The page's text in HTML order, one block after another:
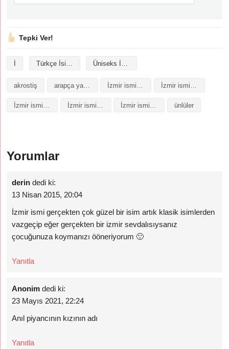
Tepki Ver!
Türkçe İsimler Üniseks İsimler
akrostiş arapça yazılışı
İzmir isminin baş harfleriyle şiir İzmir isminin kökeni İzmir isminin numerolojisi ünlüler
Yorumlar
derin dedi ki:
13 Nisan 2015, 20:04
İzmir ismi gerçekten çok güzel bir isim artık klasik isimlerden
vazgeçip eğer gerçekten bir izmir sevdalısıysanız
çocuğunuza koymanızı ööneriyorum 🙂
Yanıtla
Anonim dedi ki:
23 Mayıs 2021, 22:24
Anıl piyancının kızının adı
Yanıtla